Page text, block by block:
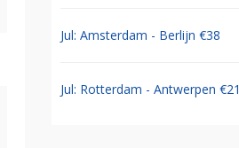
Jul: Amsterdam - Berlijn €38
Jul: Rotterdam - Antwerpen €21